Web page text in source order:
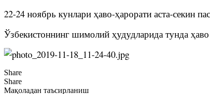
22-24 ноябрь кунлари ҳаво-ҳарорати аста-секин
Ўзбекистоннинг шимолий ҳудудларида тунда
Share
Share
Мақоладан таъсирланиш